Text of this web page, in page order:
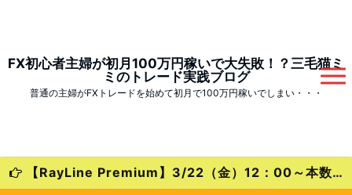
FX初心者主婦が初月100万円稼いで大失敗！？三毛猫ミ
ミのトレード実践ブログ
普通の主婦がFXトレードを始めて初月で100万円稼いでしまい・・・
【RayLine Premium】3/22（金）12：00～本数限定の大特価キャンペーンが始まります！